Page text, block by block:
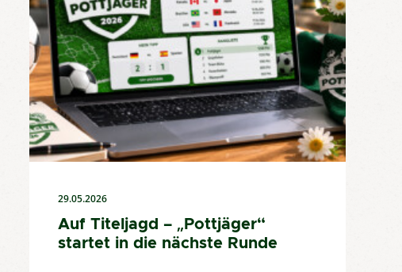
29.05.2026
Auf Titeljagd – „Pottjäger“
startet in die nächste Runde